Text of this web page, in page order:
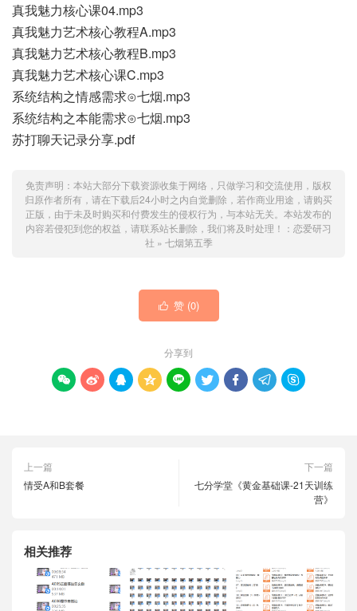
真我魅力核心课04.mp3
真我魅力艺术核心教程A.mp3
真我魅力艺术核心教程B.mp3
真我魅力艺术核心课C.mp3
系统结构之情感需求⊙七烟.mp3
系统结构之本能需求⊙七烟.mp3
苏打聊天记录分享.pdf
免责声明：本站大部分下载资源收集于网络，只做学习和交流使用，版权
归原作者所有，请在下载后24小时之内自觉删除，若作商业用途，请购买
正版，由于未及时购买和付费发生的侵权行为，与本站无关。本站发布的
内容若侵犯到您的权益，请联系站长删除，我们将及时处理！： 恋爱研习
社 » 七烟第五季
 赞 (0)
分享到
        
上一篇
情受A和B套餐
下一篇
七分学堂《黄金基础课-21天训练
营》
相关推荐